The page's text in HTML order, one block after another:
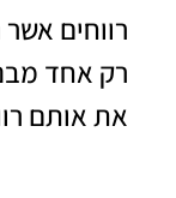
רווחים
רק אחד
את אותם